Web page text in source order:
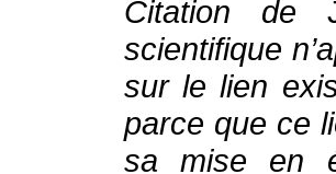
Citation de
scientifique
sur le lien
parce que ce
sa mise en